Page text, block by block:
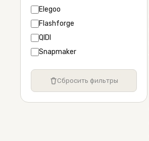
Elegoo
Flashforge
QIDI
Snapmaker
Сбросить фильтры